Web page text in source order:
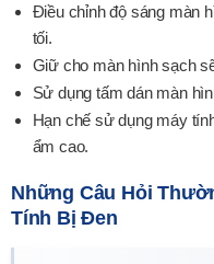
Điều chỉnh độ sáng màn
tối.
Giữ cho màn hình sạch
Sử dụng tấm dán màn
Hạn chế sử dụng máy
ẩm cao.
Những Câu Hỏi
Tính Bị Đen